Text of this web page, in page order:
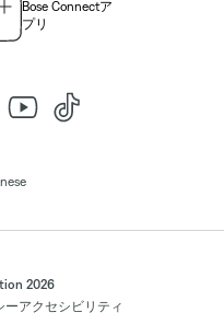
Bose Connectア
プリ
2026
ーアクセシビリティ